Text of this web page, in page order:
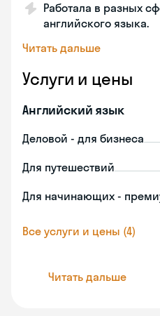
Работала в разных
английского языка.
Читать дальше
Услуги и цены
Английский язык
Деловой - для бизнеса
Для путешествий
Для начинающих -
Все услуги и цены (4)
Читать дальше